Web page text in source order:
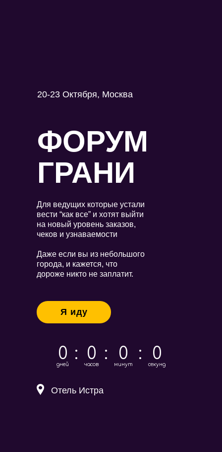
Для ведущих которые устали
вести “как все” и хотят выйти
на новый уровень заказов,
чеков и узнаваемости
Даже если вы из небольшого
города, и кажется, что
дороже никто не заплатит.
Отель Истра
Я иду
20-23 Октября, Москва
ФОРУМ
ГРАНИ
0
дней
: 0
часов
: 0
минут
: 0
секунд